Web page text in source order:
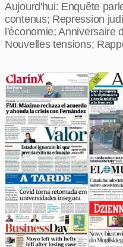
Aujourd'hui: Enquête
contenus; Repression
l'économie; Anniversaire
Nouvelles tensions;